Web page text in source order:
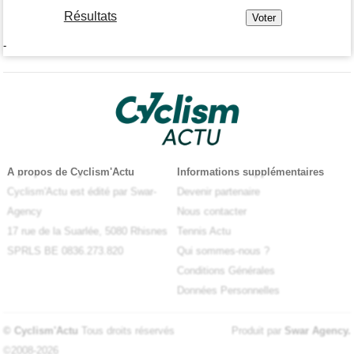
Résultats
-
A propos de Cyclism'Actu
Cyclism'Actu est édité par Swar-
Agency
17 rue de la Suarlée, 5080 Rhisnes
SPRLS BE 0836.273.820
Informations supplémentaires
Devenir partenaire
Nous contacter
Tennis Actu
Qui sommes-nous ?
Conditions Générales
Données Personnelles
© Cyclism'Actu Tous droits réservés
©2008-2026
Produit par Swar Agency.